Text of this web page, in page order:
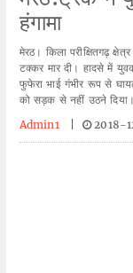
हंगामा
मेरठ। किला परीक्षितगढ़
टक्कर मार दी। हादसे में
फुफेरा भाई गंभीर रूप से
को सड़क से नहीं उठने
Admin1
2018-